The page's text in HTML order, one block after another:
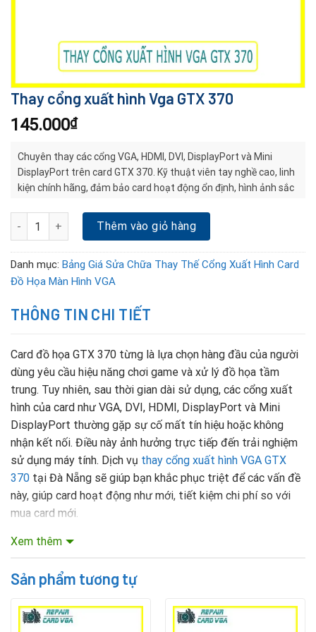
Thay cổng xuất hình Vga GTX 370
145.000₫
Chuyên thay các cổng VGA, HDMI, DVI, DisplayPort và Mini
DisplayPort trên card GTX 370. Kỹ thuật viên tay nghề cao, linh
kiện chính hãng, đảm bảo card hoạt động ổn định, hình ảnh sắc
Thay cổng xuất hình Vga GTX 370 số lượng
Thêm vào giỏ hàng
Danh mục: Bảng Giá Sửa Chữa Thay Thế Cổng Xuất Hình Card
Đồ Họa Màn Hình VGA
THÔNG TIN CHI TIẾT
Card đồ họa GTX 370 từng là lựa chọn hàng đầu của người
dùng yêu cầu hiệu năng chơi game và xử lý đồ họa tầm
trung. Tuy nhiên, sau thời gian dài sử dụng, các cổng xuất
hình của card như VGA, DVI, HDMI, DisplayPort và Mini
DisplayPort thường gặp sự cố mất tín hiệu hoặc không
nhận kết nối. Điều này ảnh hưởng trực tiếp đến trải nghiệm
sử dụng máy tính. Dịch vụ thay cổng xuất hình VGA GTX
370 tại Đà Nẵng sẽ giúp bạn khắc phục triệt để các vấn đề
này, giúp card hoạt động như mới, tiết kiệm chi phí so với
mua card mới.
GTX 370 Standard
Xem thêm
Sản phẩm tương tự